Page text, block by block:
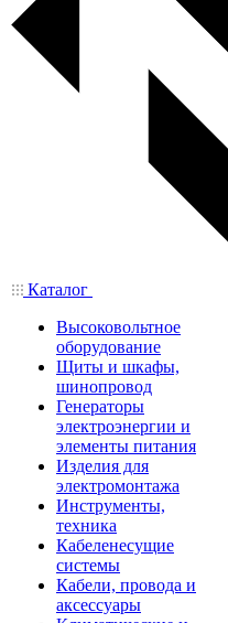
Каталог
Высоковольтное
оборудование
Щиты и шкафы,
шинопровод
Генераторы
электроэнергии и
элементы питания
Изделия для
электромонтажа
Инструменты,
техника
Кабеленесущие
системы
Кабели, провода и
аксессуары